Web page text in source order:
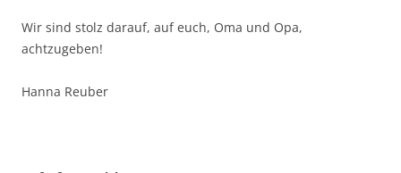
Wir sind stolz darauf, auf euch, Oma und Opa,
achtzugeben!
Hanna Reuber